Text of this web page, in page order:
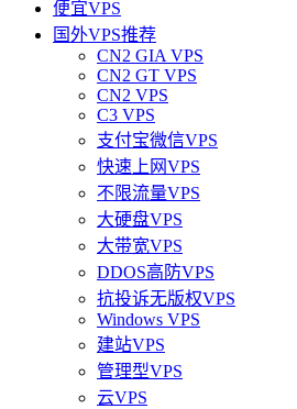
便宜VPS
国外VPS推荐
CN2 GIA VPS
CN2 GT VPS
CN2 VPS
C3 VPS
支付宝微信VPS
快速上网VPS
不限流量VPS
大硬盘VPS
大带宽VPS
DDOS高防VPS
抗投诉无版权VPS
Windows VPS
建站VPS
管理型VPS
云VPS